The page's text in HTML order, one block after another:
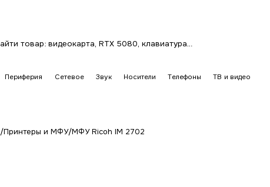
Периферия Сетевое Звук Носители Телефоны ТВ и видео
/Принтеры и МФУ/МФУ Ricoh IM 2702